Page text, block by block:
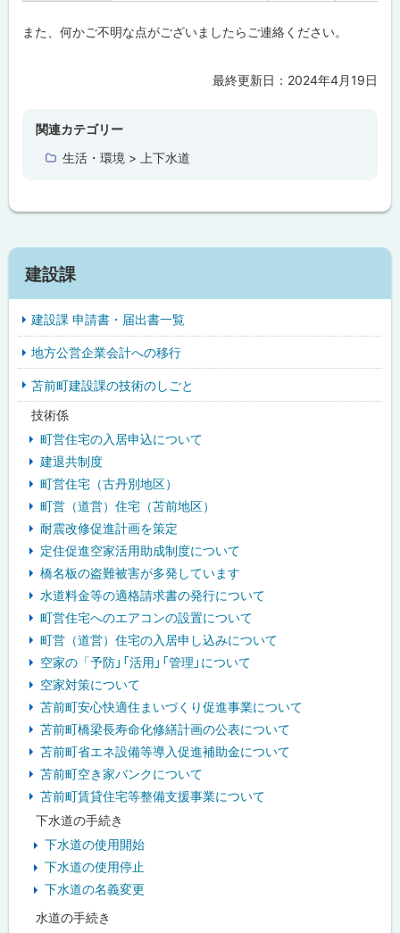
また、何かご不明な点がございましたらご連絡ください。
最終更新日： 2024年4月19日
関連カテゴリー
生活・環境 > 上下水道
サ
イ
ド
・
メ
建設課
建設課 申請書・届出書一覧
地方公営企業会計への移行
苫前町建設課の技術のしごと
技術係
町営住宅の入居申込について
建退共制度
町営住宅（古丹別地区）
町営（道営）住宅（苫前地区）
耐震改修促進計画を策定
定住促進空家活用助成制度について
橋名板の盗難被害が多発しています
水道料金等の適格請求書の発行について
町営住宅へのエアコンの設置について
町営（道営）住宅の入居申し込みについて
空家の「予防」「活用」「管理」について
空家対策について
苫前町安心快適住まいづくり促進事業について
苫前町橋梁長寿命化修繕計画の公表について
苫前町省エネ設備等導入促進補助金について
苫前町空き家バンクについて
苫前町賃貸住宅等整備支援事業について
下水道の手続き
下水道の使用開始
下水道の使用停止
下水道の名義変更
水道の手続き